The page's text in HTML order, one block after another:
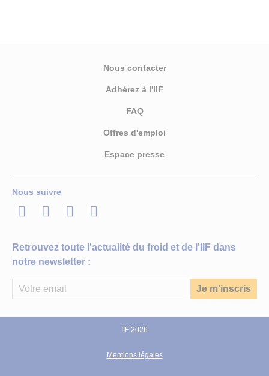
Nous contacter
Adhérez à l'IIF
FAQ
Offres d'emploi
Espace presse
Nous suivre
LinkedInTwitterFacebook
Youtube
Retrouvez toute l'actualité du froid et de l'IIF dans
notre newsletter :
IIF 2026
Mentions légales